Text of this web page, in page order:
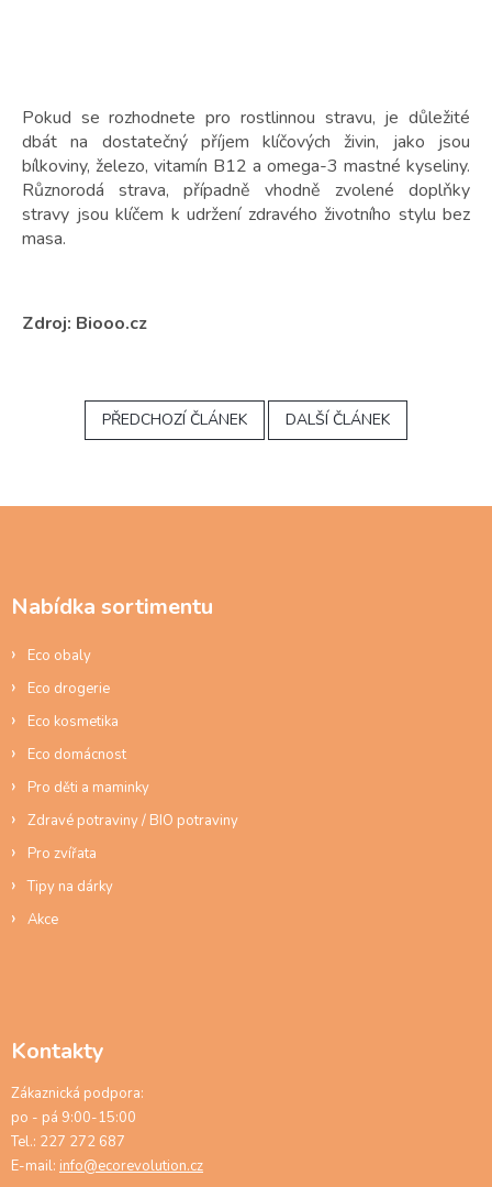
Pokud se rozhodnete pro rostlinnou stravu, je důležité
dbát na dostatečný příjem klíčových živin, jako jsou
bílkoviny, železo, vitamín B12 a omega-3 mastné kyseliny.
Různorodá strava, případně vhodně zvolené doplňky
stravy jsou klíčem k udržení zdravého životního stylu bez
masa.
Zdroj: Biooo.cz
PŘEDCHOZÍ ČLÁNEK DALŠÍ ČLÁNEK
Nabídka sortimentu
Eco obaly
Eco drogerie
Eco kosmetika
Eco domácnost
Pro děti a maminky
Zdravé potraviny / BIO potraviny
Pro zvířata
Tipy na dárky
Akce
Kontakty
Zákaznická podpora:
po - pá 9:00-15:00
Tel.: 227 272 687
E-mail: info@ecorevolution.cz